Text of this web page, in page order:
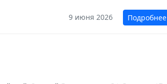
9 июня 2026
Подробнее